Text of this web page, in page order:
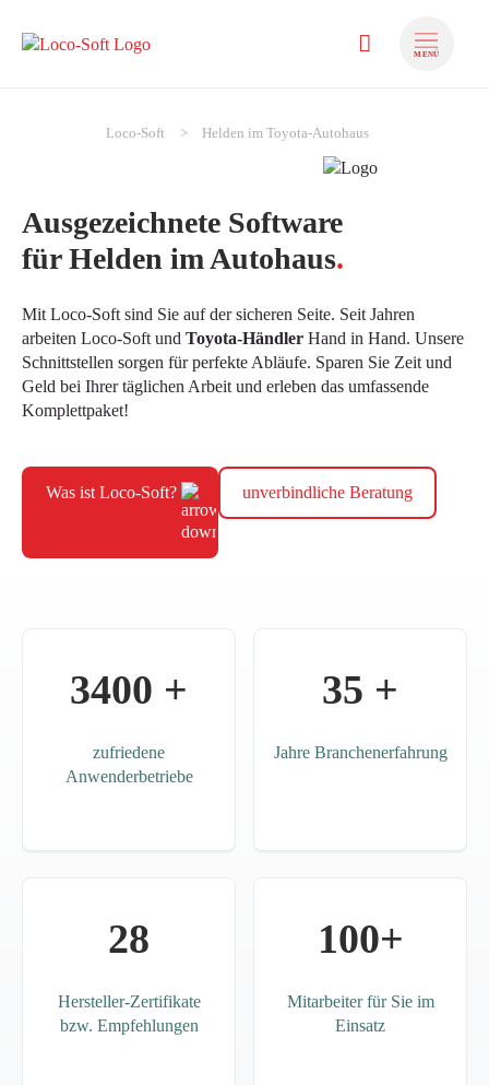
MENÜ
zum Inhalt springen
Loco-Soft Helden im Toyota-Autohaus
Ausgezeichnete Software
für Helden im Autohaus.
Mit Loco-Soft sind Sie auf der sicheren Seite. Seit Jahren
arbeiten Loco-Soft und Toyota-Händler Hand in Hand. Unsere
Schnittstellen sorgen für perfekte Abläufe. Sparen Sie Zeit und
Geld bei Ihrer täglichen Arbeit und erleben das umfassende
Komplettpaket!
Was ist Loco-Soft? unverbindliche Beratung
3400 +
zufriedene
Anwenderbetriebe
35 +
Jahre Branchenerfahrung
28
Hersteller-Zertifikate
bzw. Empfehlungen
100+
Mitarbeiter für Sie im
Einsatz